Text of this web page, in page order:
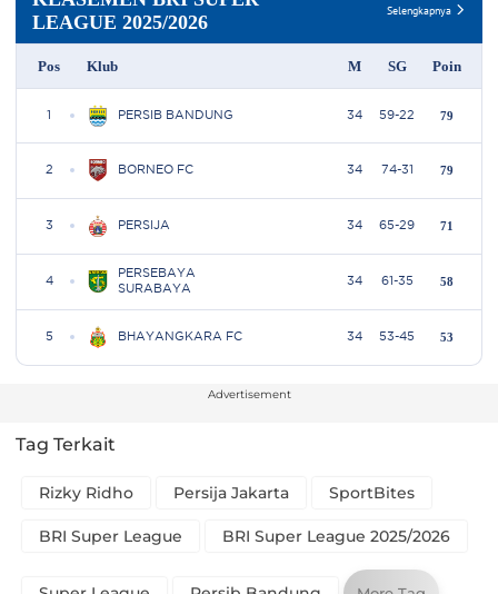
Advertisement
Tag Terkait
Rizky Ridho Persija Jakarta SportBites
BRI Super League BRI Super League 2025/2026